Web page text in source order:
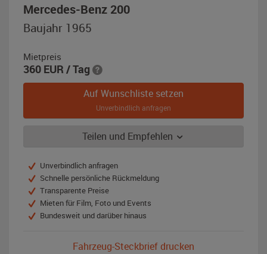
Mercedes-Benz 200,
Baujahr 1965
Mietpreis
360 EUR / Tag
Auf Wunschliste setzen
Unverbindlich anfragen
Teilen und Empfehlen
Unverbindlich anfragen
Schnelle persönliche Rückmeldung
Transparente Preise
Mieten für Film, Foto und Events
Bundesweit und darüber hinaus
Fahrzeug-Steckbrief drucken